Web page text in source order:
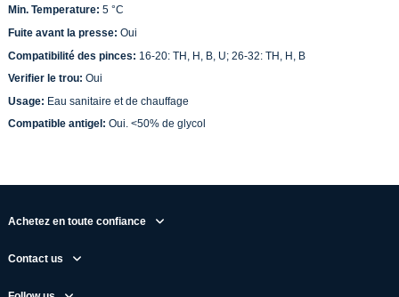
Min. Temperature: 5 °C
Fuite avant la presse: Oui
Compatibilité des pinces: 16-20: TH, H, B, U; 26-32: TH, H, B
Verifier le trou: Oui
Usage: Eau sanitaire et de chauffage
Compatible antigel: Oui. <50% de glycol
Achetez en toute confiance
Contact us